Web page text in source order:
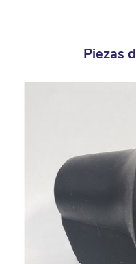
Piezas